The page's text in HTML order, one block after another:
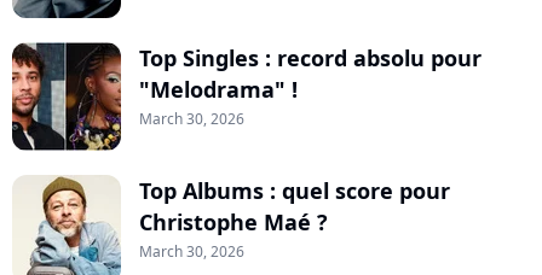
Top Singles : record absolu pour
"Melodrama" !
March 30, 2026
Top Albums : quel score pour
Christophe Maé ?
March 30, 2026